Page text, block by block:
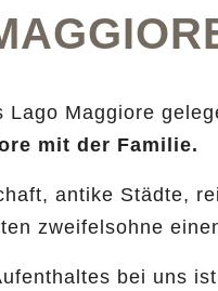
Lago Maggiore
mit der Familie.
antike Städte,
zweifelsohne
bei uns